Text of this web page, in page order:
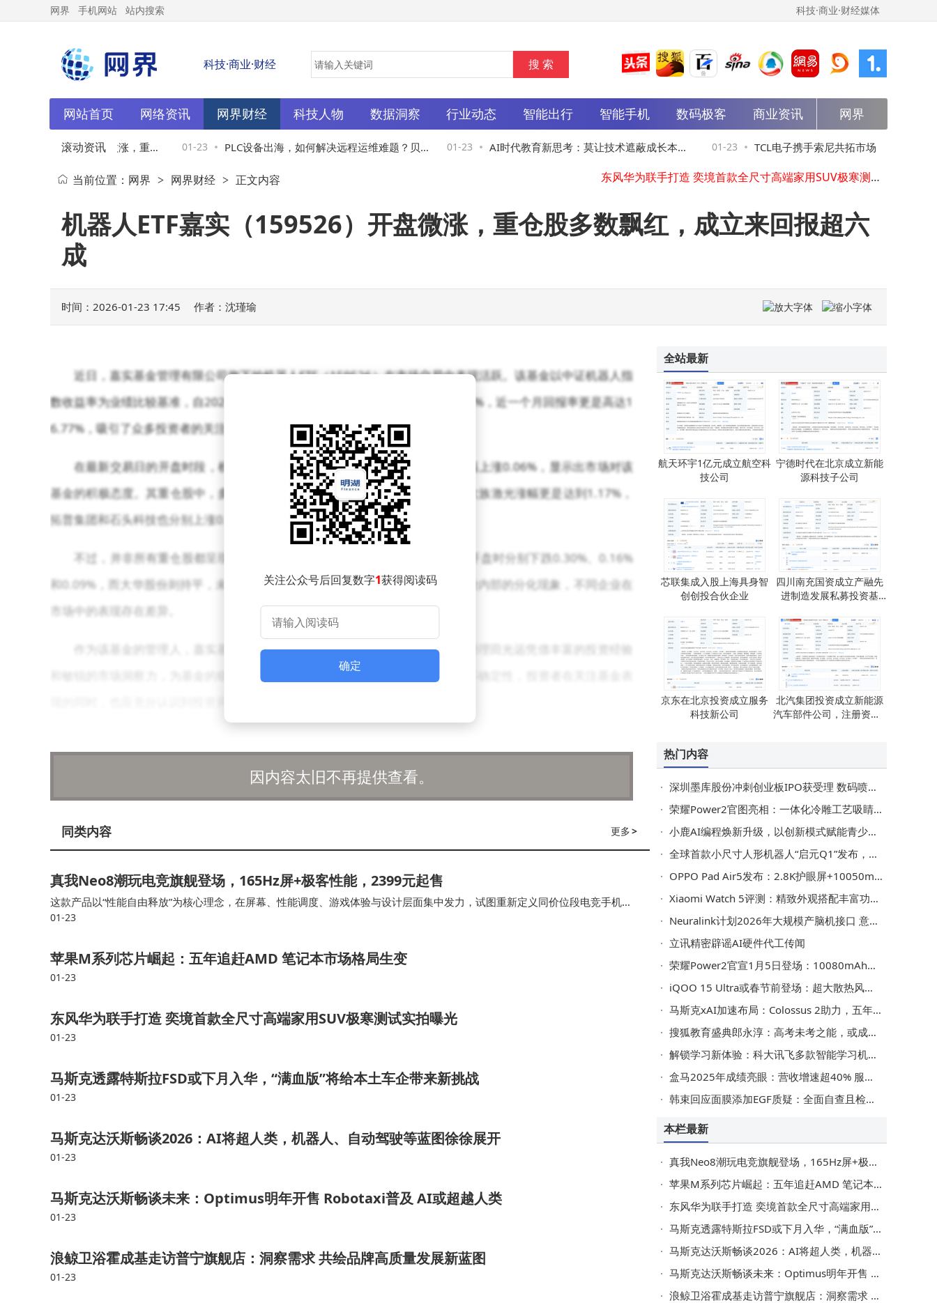
网界 手机网站 站内搜索 科技·商业·财经媒体
科技·商业·财经
网站首页 网络资讯 网界财经 科技人物 数据洞察 行业动态 智能出行 智能手机 数码极客 商业资讯 网界
滚动资讯
实（159526）开盘微涨，重仓
成立来回报超六成
01-23 PLC设备出海，如何解决远程运维难题？贝锐
蒲公英带来异地组网方案
01-23 AI时代教育新思考：莫让技术遮蔽成长本 01-23 TCL电子携手索尼共拓市场：李东生领航
费电子巨头再启新程
一汽大众全新探岳L：中型SUV新标杆，品质动力科技助力家庭出行
真我Neo8潮玩电竞旗舰登场，165Hz屏+极客性能，2399元起售
苹果M系列芯片崛起：五年追赶AMD 笔记本市场格局生变
马斯克透露特斯拉FSD或下月入华，“满血版”将给本土车企带来新挑战
浪鲸卫浴霍成基走访普宁旗舰店：洞察需求 共绘品牌高质量发展新蓝图
当前位置： 网界 > 网界财经 > 正文内容
机器人ETF嘉实（159526）开盘微涨，重仓股多数飘红，成立来回报超六
成
时间：2026-01-23 17:45 作者：沈瑾瑜
近日，嘉实基金管理有限公司旗下的机器人ETF（159526）在市场交易中表现活跃。该基金以中证机器人指
数收益率为业绩比较基准，自2024年4月16日成立以来，累计回报率已达到62.40%，近一个月回报率更是高达1
6.77%，吸引了众多投资者的关注。
在最新交易日的开盘时段，机器人ETF嘉实（159526）以1.625元的价格小幅上涨0.06%，显示出市场对该
基金的积极态度。其重仓股中，多只个股表现亮眼，科大讯飞开盘即涨0.96%，大族激光涨幅更是达到1.17%，
拓普集团和石头科技也分别上涨0.56%和0.35%，为基金的整体表现增添了动力。
不过，并非所有重仓股都呈现上涨态势。双环传动、中控技术和绿的谐波在开盘时分别下跌0.30%、0.16%
和0.09%，而大华股份则持平，未出现涨跌。这些个股的波动也反映了机器人行业内部的分化现象，不同企业在
市场中的表现存在差异。
作为该基金的管理人，嘉实基金管理有限公司在业内享有较高声誉，其基金经理田光远凭借丰富的投资经验
和敏锐的市场洞察力，为基金的稳健运作提供了有力保障。然而，市场总是充满不确定性，投资者在关注基金表
关注公众号后回复数字1获得阅读码
确定
因内容太旧不再提供查看。
更多>
同类内容
真我Neo8潮玩电竞旗舰登场，165Hz屏+极客性能，2399元起售
这款产品以“性能自由释放”为核心理念，在屏幕、性能调度、游戏体验与设计层面集中发力，试图重新定义同价位段电竞手机的
上限。 作为 Neo 系列2026 年开年之作，真我 Neo8 全球首发 165Hz 三星苍…
01-23
苹果M系列芯片崛起：五年追赶AMD 笔记本市场格局生变
01-23
东风华为联手打造 奕境首款全尺寸高端家用SUV极寒测试实拍曝光
01-23
马斯克透露特斯拉FSD或下月入华，“满血版”将给本土车企带来新挑战
01-23
马斯克达沃斯畅谈2026：AI将超人类，机器人、自动驾驶等蓝图徐徐展开
01-23
马斯克达沃斯畅谈未来：Optimus明年开售 Robotaxi普及 AI或超越人类
01-23
浪鲸卫浴霍成基走访普宁旗舰店：洞察需求 共绘品牌高质量发展新蓝图
01-23
全站最新
航天环宇1亿元成立航空科
技公司
宁德时代在北京成立新能
源科技子公司
芯联集成入股上海具身智
创创投合伙企业
四川南充国资成立产融先
进制造发展私募投资基
京东在北京投资成立服务
科技新公司
北汽集团投资成立新能源
汽车部件公司，注册资本1
热门内容
深圳墨库股份冲刺创业板IPO获受理 数码喷印墨水领域“小巨人”再启新程
荣耀Power2官图亮相：一体化冷雕工艺吸睛，1月5日发布续航再升级
小鹿AI编程焕新升级，以创新模式赋能青少年AI时代核心竞争力
全球首款小尺寸人形机器人“启元Q1”发布，可折叠装背包面向多领域用户
OPPO Pad Air5发布：2.8K护眼屏+10050mAh大电池，学习平板新选择
Xiaomi Watch 5评测：精致外观搭配丰富功能 引领智能手表新潮流
Neuralink计划2026年大规模产脑机接口 意念操控机械臂助患者重获自理力
立讯精密辟谣AI硬件代工传闻
荣耀Power2官宣1月5日登场：10080mAh电池+轻薄机身 性能配置全拉满
iQOO 15 Ultra或春节前登场：超大散热风扇搭配肩键，性能游戏两不误
马斯克xAI加速布局：Colossus 2助力，五年算力欲超全球总和
搜狐教育盛典郎永淳：高考未考之能，或成人工智能时代制胜关键
解锁学习新体验：科大讯飞多款智能学习机优势特点全解析
盒马2025年成绩亮眼：营收增速超40% 服务超亿人 未来战略聚焦三大方向
韩束回应面膜添加EGF质疑：全面自查且检测未添加，承诺严守法规
本栏最新
真我Neo8潮玩电竞旗舰登场，165Hz屏+极客性能，2399元起售
苹果M系列芯片崛起：五年追赶AMD 笔记本市场格局生变
东风华为联手打造 奕境首款全尺寸高端家用SUV极寒测试实拍曝光
马斯克透露特斯拉FSD或下月入华，“满血版”将给本土车企带来新挑战
马斯克达沃斯畅谈2026：AI将超人类，机器人、自动驾驶等蓝图徐徐展开
马斯克达沃斯畅谈未来：Optimus明年开售 Robotaxi普及 AI或超越人类
浪鲸卫浴霍成基走访普宁旗舰店：洞察需求 共绘品牌高质量发展新蓝图